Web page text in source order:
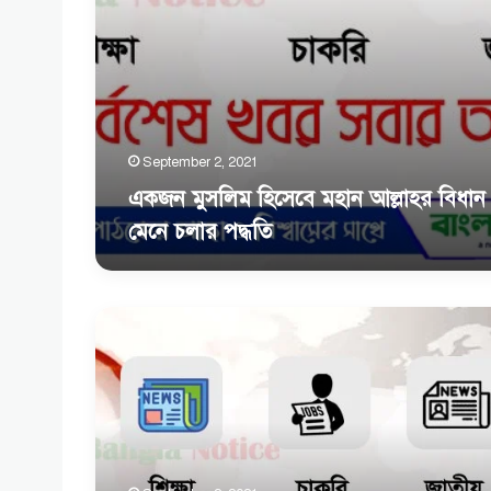
September 2, 2021
একজন মুসলিম হিসেবে মহান আল্লাহর বিধান
মেনে চলার পদ্ধতি
বাকারার
২৩
থেকে
আয়াতের